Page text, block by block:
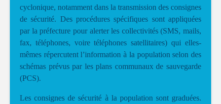
cyclonique, notamment dans la transmission des consignes
de sécurité. Des procédures spécifiques sont appliquées
par la préfecture pour alerter les collectivités (SMS, mails,
fax, téléphones, voire téléphones satellitaires) qui elles-
mêmes répercutent l’information à la population selon des
schémas prévus par les plans communaux de sauvegarde
(PCS).
Les consignes de sécurité à la population sont graduées.